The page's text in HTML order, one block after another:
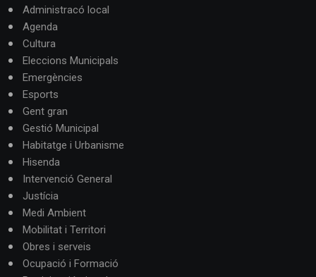
Administracó local
Agenda
Cultura
Eleccions Municipals
Emergències
Esports
Gent gran
Gestió Municipal
Habitatge i Urbanisme
Hisenda
Intervenció General
Justícia
Medi Ambient
Mobilitat i Territori
Obres i serveis
Ocupació i Formació